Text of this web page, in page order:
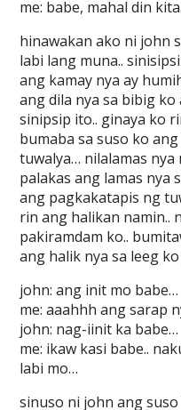
me: babe, mahal din
hinawakan ako ni john
labi lang muna..
ang kamay nya ay
ang dila nya sa bibig
sinipsip ito.. ginaya ko
bumaba sa suso ko
tuwalya… nilalamas nya
palakas ang lamas nya
ang pagkakatapis ng
rin ang halikan namin..
pakiramdam ko..
ang halik nya sa leeg
john: ang init mo babe…
me: aaahhh ang sarap
john: nag-iinit ka babe…
me: ikaw kasi babe..
labi mo…
sinuso ni john ang